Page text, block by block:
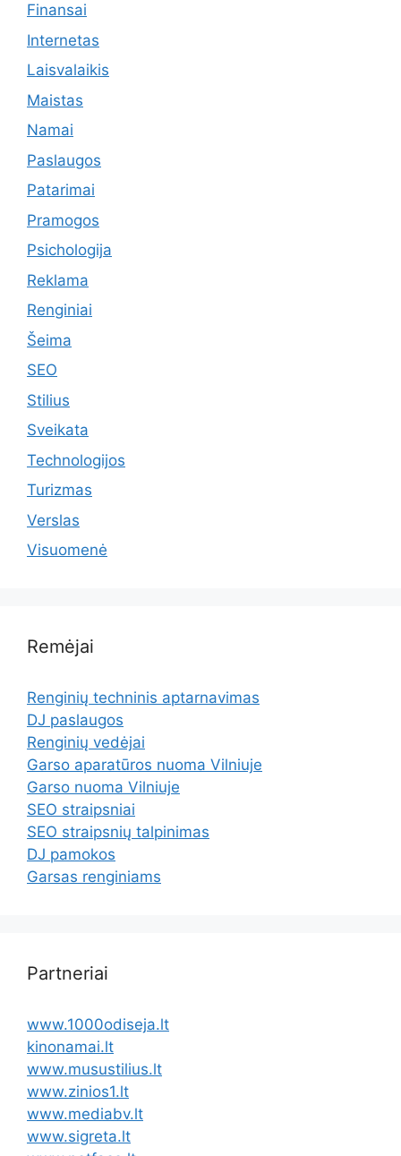
Finansai
Internetas
Laisvalaikis
Maistas
Namai
Paslaugos
Patarimai
Pramogos
Psichologija
Reklama
Renginiai
Šeima
SEO
Stilius
Sveikata
Technologijos
Turizmas
Verslas
Visuomenė
Remėjai
Renginių techninis aptarnavimas
DJ paslaugos
Renginių vedėjai
Garso aparatūros nuoma Vilniuje
Garso nuoma Vilniuje
SEO straipsniai
SEO straipsnių talpinimas
DJ pamokos
Garsas renginiams
Partneriai
www.1000odiseja.lt
kinonamai.lt
www.musustilius.lt
www.zinios1.lt
www.mediabv.lt
www.sigreta.lt